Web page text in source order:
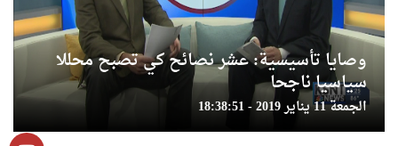
وصايا تأسيسية: عشر نصائح كي تصبح محللا
سياسيا ناجحا
الجمعة 11 يناير 2019 - 18:38:51